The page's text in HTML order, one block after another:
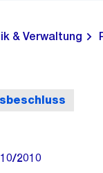
& Verwaltung
2010